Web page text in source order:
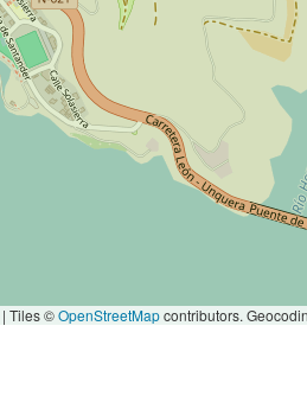
| Tiles ©OpenStreetMapcontributors.